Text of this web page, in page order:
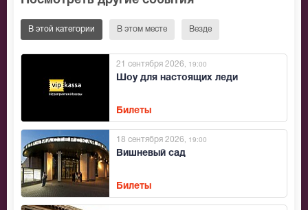
В этой категории В этом месте Везде
Шоу для настоящих леди
21 сентября 2026 , 19:00
Билеты
Вишневый сад
18 сентября 2026 , 19:00
Билеты